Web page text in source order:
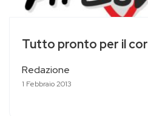
Tutto pronto per il
Redazione
1 Febbraio 2013